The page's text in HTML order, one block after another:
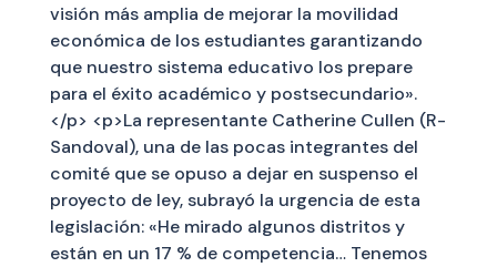
visión más amplia de mejorar la movilidad
económica de los estudiantes garantizando
que nuestro sistema educativo los prepare
para el éxito académico y postsecundario».
</p> <p>La representante Catherine Cullen (R-
Sandoval), una de las pocas integrantes del
comité que se opuso a dejar en suspenso el
proyecto de ley, subrayó la urgencia de esta
legislación: «He mirado algunos distritos y
están en un 17 % de competencia… Tenemos